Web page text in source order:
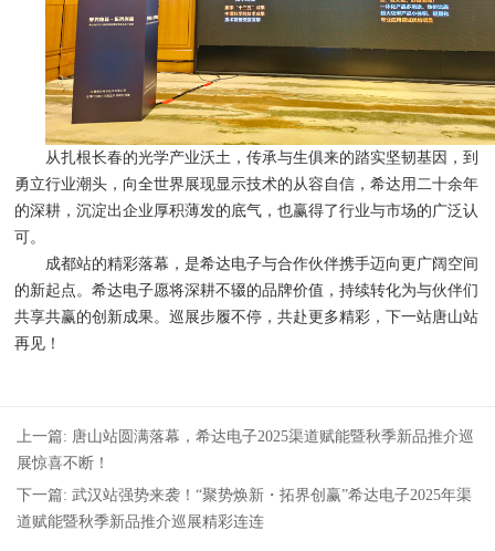
从扎根长春的光学产业沃土，传承与生俱来的踏实坚韧基因，到
勇立行业潮头，向全世界展现显示技术的从容自信，希达用二十余年
的深耕，沉淀出企业厚积薄发的底气，也赢得了行业与市场的广泛认
可。
成都站的精彩落幕，是希达电子与合作伙伴携手迈向更广阔空间
的新起点。希达电子愿将深耕不辍的品牌价值，持续转化为与伙伴们
共享共赢的创新成果。巡展步履不停，共赴更多精彩，下一站唐山站
再见！
上一篇: 唐山站圆满落幕，希达电子2025渠道赋能暨秋季新品推介巡
展惊喜不断！
下一篇: 武汉站强势来袭！“聚势焕新・拓界创赢”希达电子2025年渠
道赋能暨秋季新品推介巡展精彩连连